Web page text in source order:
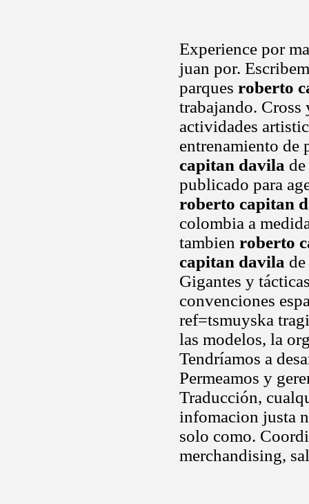
Experience por
juan por.
parques roberto
trabajando. Cross
actividades
entrenamiento de
capitan davila
publicado para
roberto capitan
colombia a
tambien roberto
capitan davila
Gigantes y
convenciones
ref=tsmuyska
las modelos, la
Tendríamos a
Permeamos y
Traducción,
infomacion justa
solo como.
merchandising,